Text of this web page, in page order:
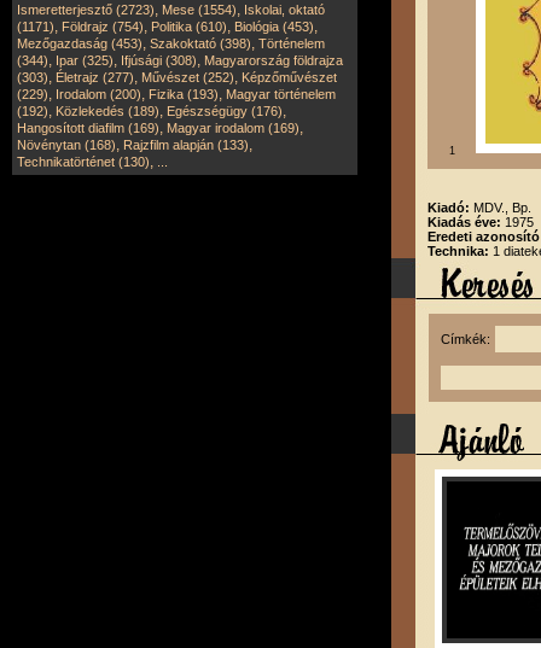
Ismeretterjesztő (2723), Mese (1554), Iskolai, oktató
(1171), Földrajz (754), Politika (610), Biológia (453),
Mezőgazdaság (453), Szakoktató (398), Történelem
(344), Ipar (325), Ifjúsági (308), Magyarország földrajza
(303), Életrajz (277), Művészet (252), Képzőművészet
(229), Irodalom (200), Fizika (193), Magyar történelem
(192), Közlekedés (189), Egészségügy (176),
Hangosított diafilm (169), Magyar irodalom (169),
Növénytan (168), Rajzfilm alapján (133),
Technikatörténet (130),
1
Kiadó: MDV., Bp.
Kiadás éve: 1975
Eredeti
Technika: 1
Címkék: